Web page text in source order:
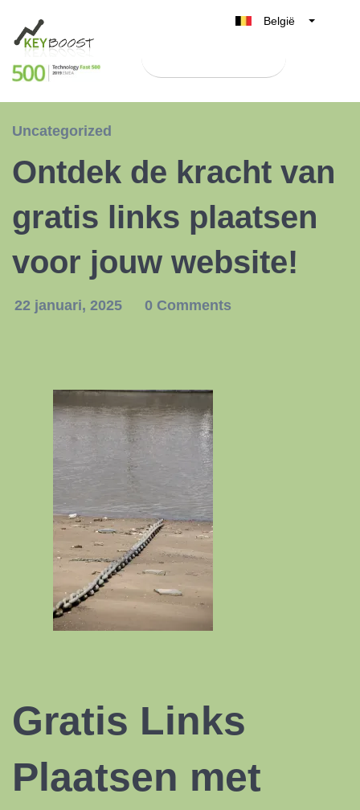
België
Nederland
España
Uncategorized
Ontdek de kracht van
gratis links plaatsen
voor jouw website!
22 januari, 2025 0 Comments
Gratis Links
Plaatsen met